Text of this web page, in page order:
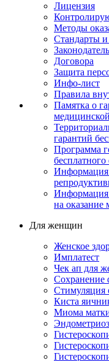
Лицензия
Методы
Стандарты
Договора
Защита
Инфо-лист
Правила
Памятка о
гарантий
Программа
Информация
Информация
на
Для женщин
Женское
Имплатест
Чек ап для
Сохранение
Стимуляция
Киста
Миома
Эндометриоз